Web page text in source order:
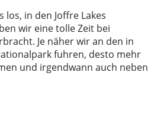
los, in den Joffre Lakes
wir eine tolle Zeit bei
Je näher wir an den in
fuhren, desto mehr
und irgendwann auch neben